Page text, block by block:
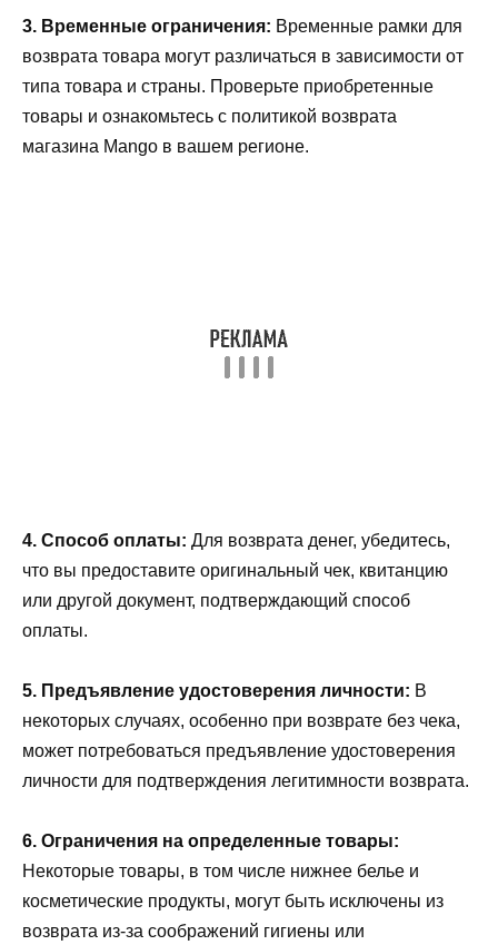
3. Временные ограничения: Временные рамки для
возврата товара могут различаться в зависимости от
типа товара и страны. Проверьте приобретенные
товары и ознакомьтесь с политикой возврата
магазина Mango в вашем регионе.
4. Способ оплаты: Для возврата денег, убедитесь,
что вы предоставите оригинальный чек, квитанцию
или другой документ, подтверждающий способ
оплаты.
5. Предъявление удостоверения личности: В
некоторых случаях, особенно при возврате без чека,
может потребоваться предъявление удостоверения
личности для подтверждения легитимности возврата.
6. Ограничения на определенные товары:
Некоторые товары, в том числе нижнее белье и
косметические продукты, могут быть исключены из
возврата из-за соображений гигиены или